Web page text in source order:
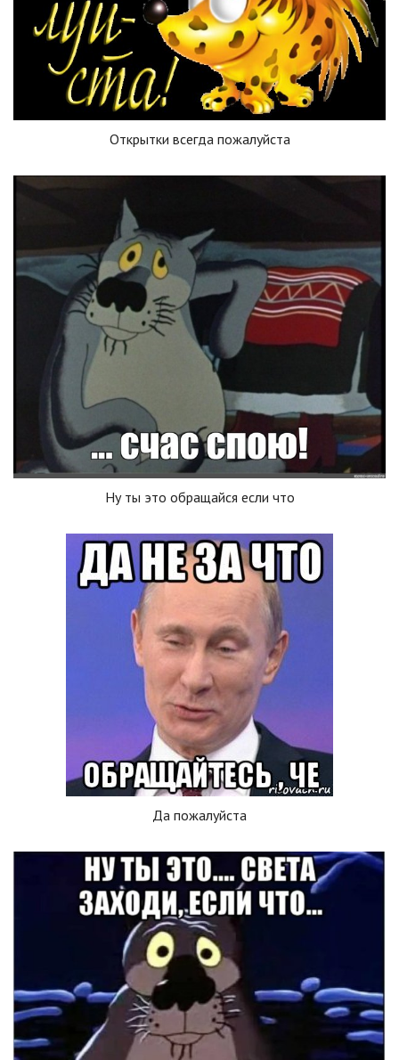
Открытки всегда пожалуйста
Ну ты это обращайся если что
Да пожалуйста